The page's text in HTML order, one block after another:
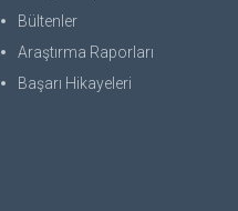
Bültenler
Araştırma Raporları
Başarı Hikayeleri